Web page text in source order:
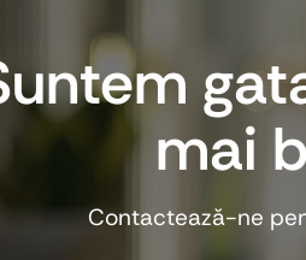
mai
Contactează-ne